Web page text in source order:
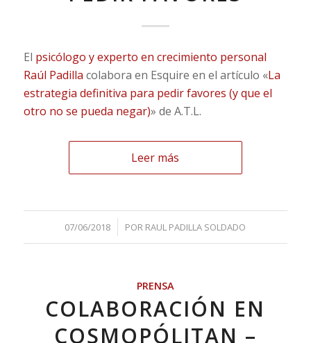
El psicólogo y experto en crecimiento personal
Raúl Padilla colabora en Esquire en el artículo «La
estrategia definitiva para pedir favores (y que el
otro no se pueda negar)» de A.T.L.
Leer más
07/06/2018
/ POR RAUL PADILLA SOLDADO
PRENSA
COLABORACIÓN EN
COSMOPÓLITAN –